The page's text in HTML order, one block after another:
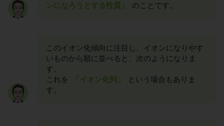
ンになろうとする性質」
のことです。
このイオン化傾向に注目し、イオンになりやす
いものから順に並べると、次のようになりま
す。
これを
「イオン化列」
という場合もありま
す。